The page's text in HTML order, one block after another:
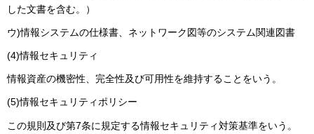
した文書を含む。）
ウ)情報システムの仕様書、ネットワーク図等のシステム関連図書
(4)情報セキュリティ
情報資産の機密性、完全性及び可用性を維持することをいう。
(5)情報セキュリティポリシー
この規則及び第7条に規定する情報セキュリティ対策基準をいう。